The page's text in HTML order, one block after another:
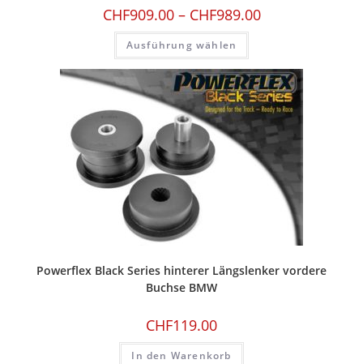
CHF909.00– CHF989.00
Ausführung wählen
Powerflex Black Series hinterer Längslenker vordere
Buchse BMW
CHF119.00
In den Warenkorb